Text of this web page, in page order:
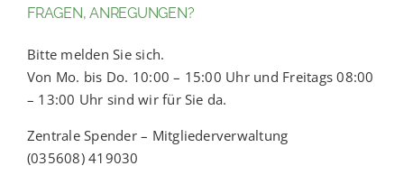
FRAGEN, ANREGUNGEN?
Bitte melden Sie sich.
Von Mo. bis Do. 10:00 – 15:00 Uhr und Freitags 08:00
– 13:00 Uhr sind wir für Sie da.
Zentrale Spender – Mitgliederverwaltung
(035608) 419030